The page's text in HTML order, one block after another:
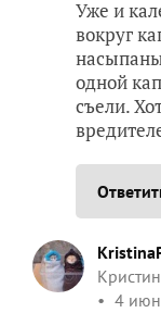
Уже и
вокруг
одной
съели.
4